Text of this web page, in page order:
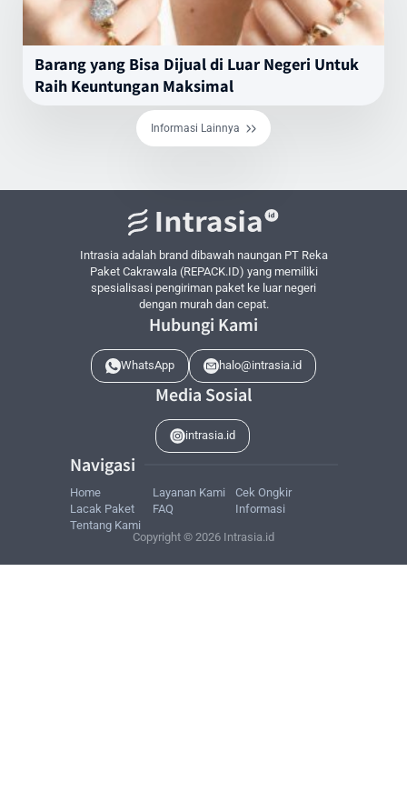
Barang yang Bisa Dijual di Luar Negeri Untuk
Raih Keuntungan Maksimal
Informasi Lainnya
Intrasia adalah brand dibawah naungan PT Reka
Paket Cakrawala (REPACK.ID) yang memiliki
spesialisasi pengiriman paket ke luar negeri
dengan murah dan cepat.
Hubungi Kami
WhatsApp halo@intrasia.id
Media Sosial
intrasia.id
Navigasi
Home LayananKami Cek Ongkir
LacakPaket FAQ
Informasi
TentangKami
Copyright © 2026 Intrasia.id